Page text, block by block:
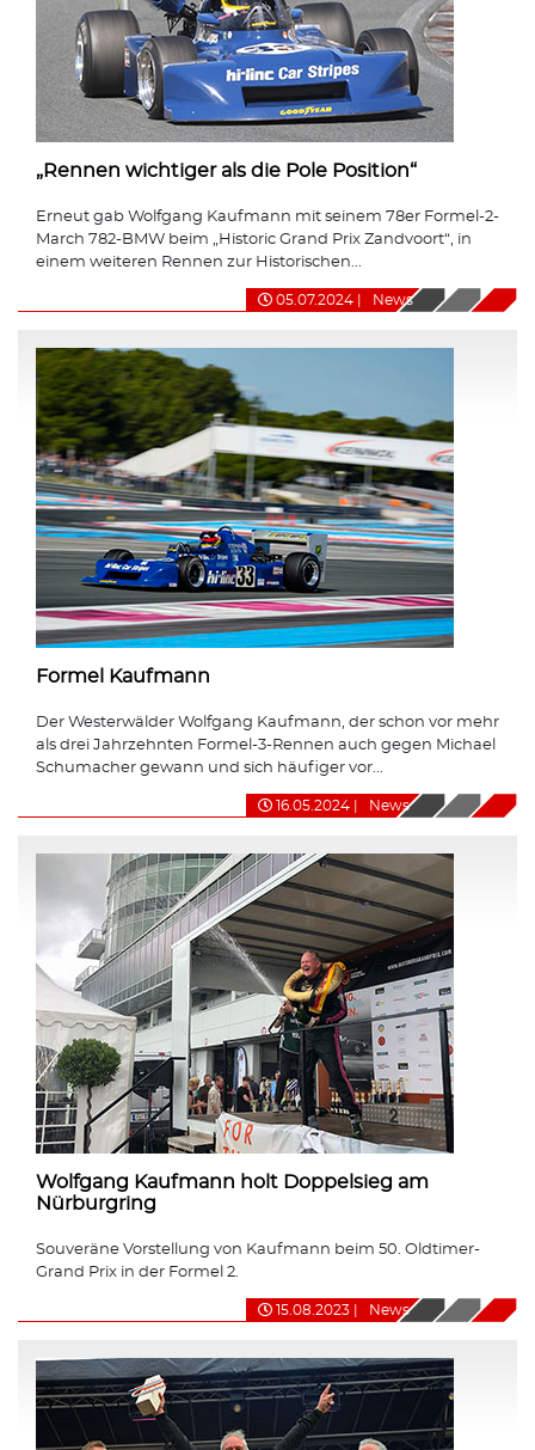
„Rennen wichtiger als die Pole Position“
Erneut gab Wolfgang Kaufmann mit seinem 78er Formel-2-
March 782-BMW beim „Historic Grand Prix Zandvoort“, in
einem weiteren Rennen zur Historischen...
05.07.2024 News
Formel Kaufmann
Der Westerwälder Wolfgang Kaufmann, der schon vor mehr
als drei Jahrzehnten Formel-3-Rennen auch gegen Michael
Schumacher gewann und sich häufiger vor...
16.05.2024 News
Wolfgang Kaufmann holt Doppelsieg am
Nürburgring
Souveräne Vorstellung von Kaufmann beim 50. Oldtimer-
Grand Prix in der Formel 2.
15.08.2023 News